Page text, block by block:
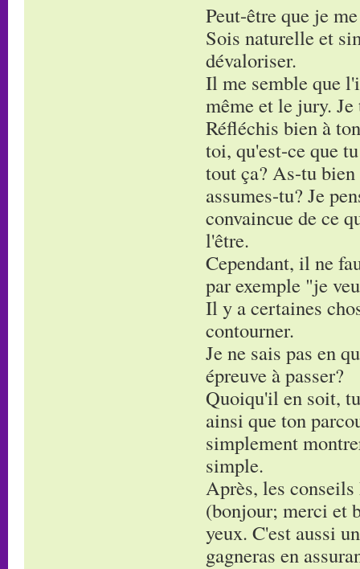
Peut-être que je
Sois naturelle et
dévaloriser.
Il me semble que
même et le jury.
Réfléchis bien à
toi, qu'est-ce que
tout ça? As-tu bien
assumes-tu? Je
convaincue de ce
l'être.
Cependant, il ne
par exemple "je
Il y a certaines
contourner.
Je ne sais pas en
épreuve à passer?
Quoiqu'il en soit,
ainsi que ton
simplement
simple.
Après, les
(bonjour; merci et
yeux. C'est aussi
gagneras en